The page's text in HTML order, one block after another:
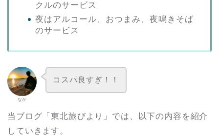
クルのサービス
夜はアルコール、おつまみ、夜鳴きそば
のサービス
なか
コスパ良すぎ！！
当ブログ「東北旅びより」では、以下の内容を紹介
していきます。